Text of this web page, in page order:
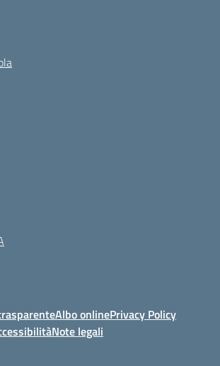
Albo onlinePrivacy Policy
Note legali